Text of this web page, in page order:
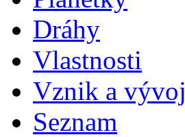
Dráhy
Vlastnosti
Vznik a vývoj
Seznam